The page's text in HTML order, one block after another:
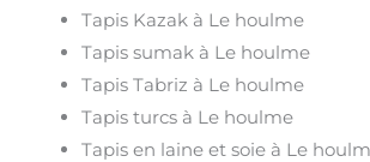
Tapis Kazak à Le houlme
Tapis sumak à Le houlme
Tapis Tabriz à Le houlme
Tapis turcs à Le houlme
Tapis en laine et soie à Le